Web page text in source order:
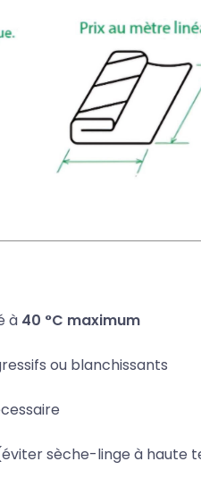
à 40 °C maximum
ou blanchissants
sèche-linge à haute